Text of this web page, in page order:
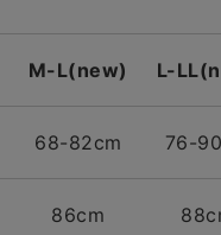
M-L(new) L-
68-82cm 76-
86cm